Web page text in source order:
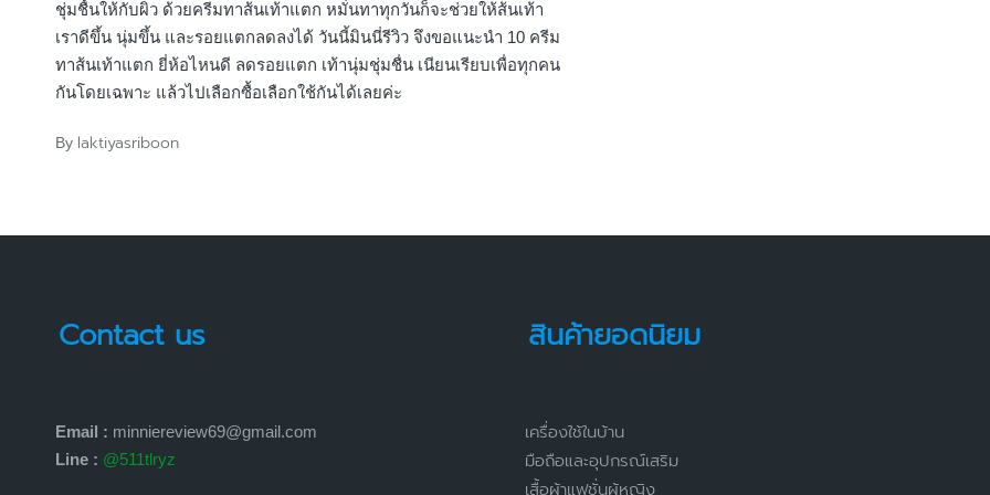
ชุ่มชื้นให้กับผิว ด้วยครีมทาส้นเท้าแตก หมั่นทาทุกวันก็จะช่วยให้ส้นเท้า
เราดีขึ้น นุ่มขึ้น และรอยแตกลดลงได้ วันนี้มินนี่รีวิว จึงขอแนะนำ 10 ครีม
ทาส้นเท้าแตก ยี่ห้อไหนดี ลดรอยแตก เท้านุ่มชุ่มชื่น เนียนเรียบเพื่อทุกคน
กันโดยเฉพาะ แล้วไปเลือกซื้อเลือกใช้กันได้เลยค่ะ
Posted
By laktiyasriboon
Contact us
Email : minniereview69@gmail.com
Line : @511tlryz
สินค้ายอดนิยม
เครื่องใช้ในบ้าน
มือถือและอุปกรณ์เสริม
เสื้อผ้าแฟชั่นผู้หญิง